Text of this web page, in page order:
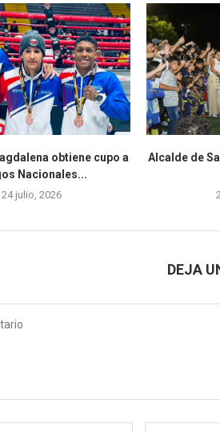
obtiene cupo a
Nacionales...
24 julio, 2026
Alcalde de
DEJA